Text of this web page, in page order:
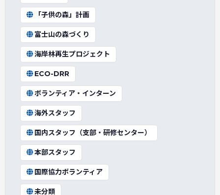
「子供の森」計画
富士山の森づくり
海岸林再生プロジェクト
ECO-DRR
ボランティア・インターン
海外スタッフ
国内スタッフ（支部・研修センター）
本部スタッフ
国際協力ボランティア
未分類